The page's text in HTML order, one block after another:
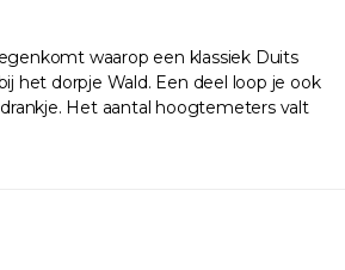
waarop een klassiek Duits
het dorpje Wald. Een deel loop je ook
Het aantal hoogtemeters valt